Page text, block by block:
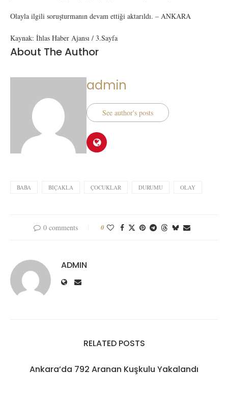
Olayla ilgili soruşturmanın devam ettiği aktarıldı. – ANKARA
Kaynak: İhlas Haber Ajansı / 3.Sayfa
About The Author
admin
See author's posts
BABA BIÇAKLA ÇOCUKLAR DURUMU OLAY
0 comments 0
ADMIN
RELATED POSTS
Ankara’da 792 Aranan Kuşkulu Yakalandı